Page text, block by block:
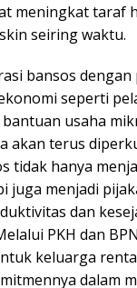
meningkat taraf
seiring waktu.
bansos
seperti
usaha
akan terus
tidak hanya
juga menjadi
dan
PKH dan
keluarga
dalam